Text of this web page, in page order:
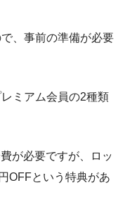
、事前の準備が必要
ミアム会員の2種類
が必要ですが、ロッ
OFFという特典があ